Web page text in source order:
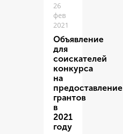
26
фев
2021
Объявление
для
соискателей
конкурса
на
предоставление
грантов
в
2021
году